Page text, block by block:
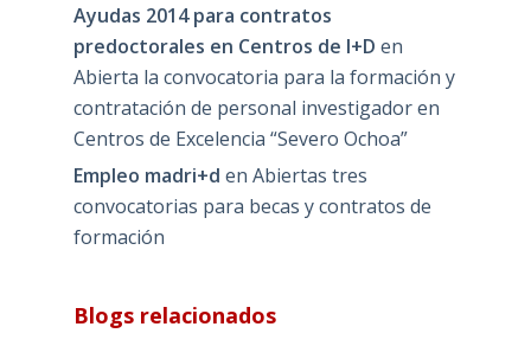
Ayudas 2014 para contratos
predoctorales en Centros de I+D en
Abierta la convocatoria para la formación y
contratación de personal investigador en
Centros de Excelencia “Severo Ochoa”
Empleo madri+d en Abiertas tres
convocatorias para becas y contratos de
formación
Blogs relacionados